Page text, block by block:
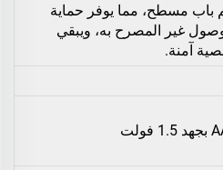
باب مسطح، مما يوفر حماية
غير المصرح به، ويبقي
آمنة.